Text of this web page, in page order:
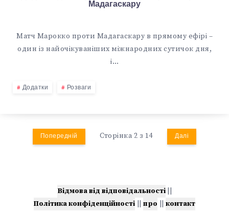
Мадагаскару
Матч Марокко проти Мадагаскару в прямому ефірі –
один із найочікуваніших міжнародних сутичок дня,
і…
Додатки Розваги
Попередній Сторінка 2 з 14 Далі
Відмова від відповідальності||
Політика конфіденційності
про контакт